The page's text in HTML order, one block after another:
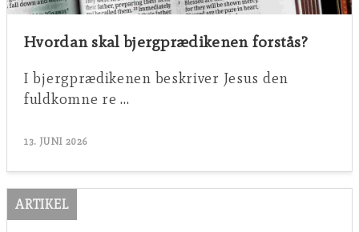
Hvordan skal bjergprædikenen forstås?
I bjergprædikenen beskriver Jesus den
fuldkomne re …
13. JUNI 2026
ARTIKEL